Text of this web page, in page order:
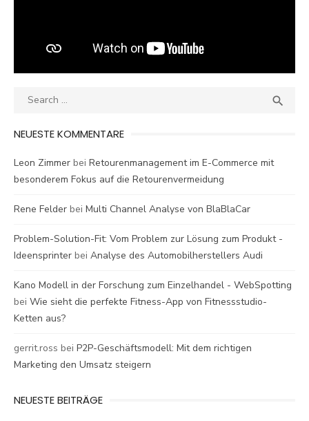
Search

NEUESTE KOMMENTARE
Leon Zimmer bei Retourenmanagement im E-Commerce mit
besonderem Fokus auf die Retourenvermeidung
Rene Felder bei Multi Channel Analyse von BlaBlaCar
Problem-Solution-Fit: Vom Problem zur Lösung zum Produkt -
Ideensprinter bei Analyse des Automobilherstellers Audi
Kano Modell in der Forschung zum Einzelhandel - WebSpotting
bei Wie sieht die perfekte Fitness-App von Fitnessstudio-
Ketten aus?
gerrit.ross bei P2P-Geschäftsmodell: Mit dem richtigen
Marketing den Umsatz steigern
NEUESTE BEITRÄGE